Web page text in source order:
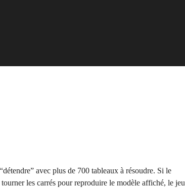
avec plus de 700 tableaux à résoudre. Si le
les carrés pour reproduire le modèle affiché, le jeu